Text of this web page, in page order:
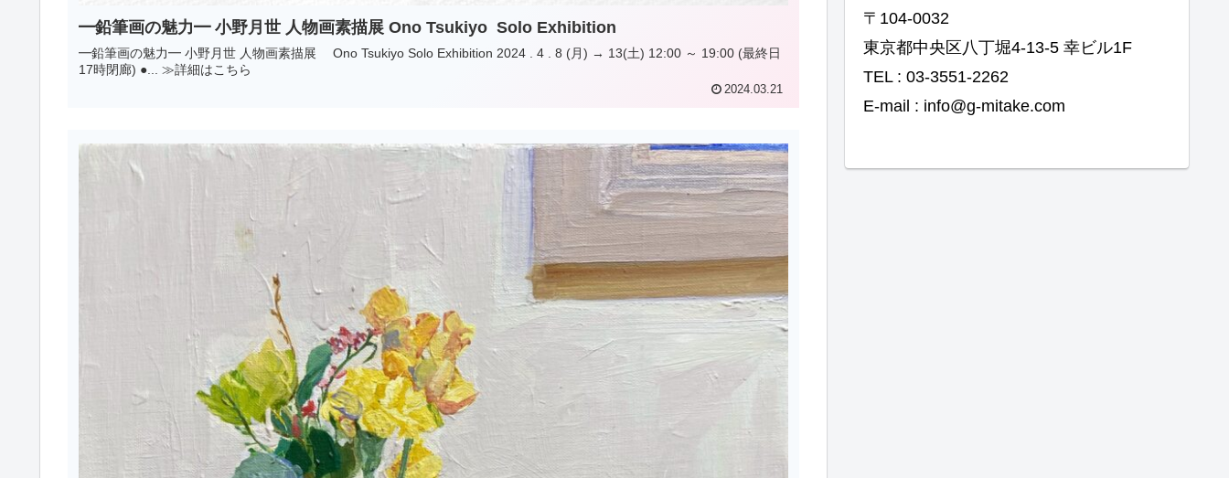
━鉛筆画の魅力━ 小野月世 人物画素描展 Ono Tsukiyo Solo Exhibition
━鉛筆画の魅力━ 小野月世 人物画素描展 Ono Tsukiyo Solo Exhibition 2024 . 4 . 8 (月) → 13(土) 12:00 ～ 19:00 (最終日
17時閉廊) ●... ≫詳細はこちら
2024.03.21
〒104-0032
東京都中央区八丁堀4-13-5 幸ビル1F
TEL : 03-3551-2262
E-mail : info@g-mitake.com